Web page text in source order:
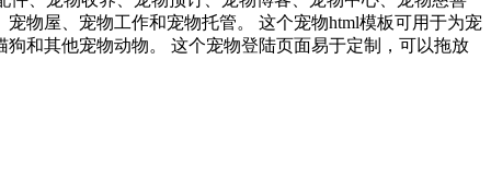
物屋、宠物工作和宠物托管。 这个宠物html模板可用于为宠
和其他宠物动物。 这个宠物登陆页面易于定制，可以拖放